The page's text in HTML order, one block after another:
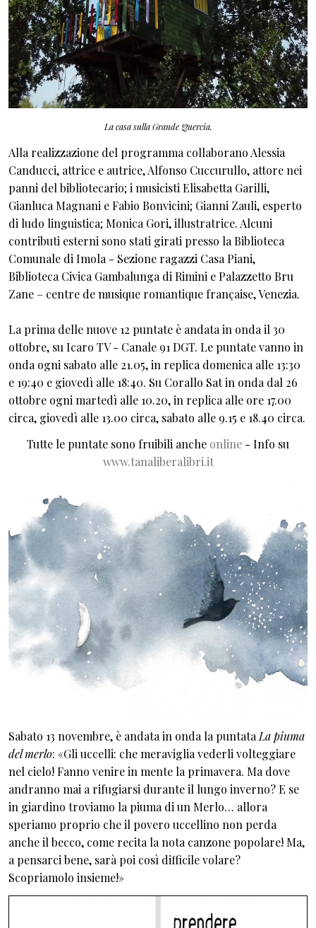
La casa sulla Grande Quercia.
Alla realizzazione del programma collaborano Alessia
Canducci, attrice e autrice, Alfonso Cuccurullo, attore nei
panni del bibliotecario; i musicisti Elisabetta Garilli,
Gianluca Magnani e Fabio Bonvicini; Gianni Zauli, esperto
di ludo linguistica; Monica Gori, illustratrice. Alcuni
contributi esterni sono stati girati presso la Biblioteca
Comunale di Imola - Sezione ragazzi Casa Piani,
Biblioteca Civica Gambalunga di Rimini e Palazzetto Bru
Zane – centre de musique romantique française, Venezia.
La prima delle nuove 12 puntate è andata in onda il 30
ottobre, su Icaro TV - Canale 91 DGT. Le puntate vanno in
onda ogni sabato alle 21.05, in replica domenica alle 13:30
e 19:40 e giovedì alle 18:40. Su Corallo Sat in onda dal 26
ottobre ogni martedì alle 10.20, in replica alle ore 17.00
circa, giovedì alle 13.00 circa, sabato alle 9.15 e 18.40 circa.
Tutte le puntate sono fruibili anche online - Info su
www.tanaliberalibri.it
Sabato 13 novembre, è andata in onda la puntata La piuma
del merlo: «Gli uccelli: che meraviglia vederli volteggiare
nel cielo! Fanno venire in mente la primavera. Ma dove
andranno mai a rifugiarsi durante il lungo inverno? E se
in giardino troviamo la piuma di un Merlo… allora
speriamo proprio che il povero uccellino non perda
anche il becco, come recita la nota canzone popolare! Ma,
a pensarci bene, sarà poi così difficile volare?
Scopriamolo insieme!»